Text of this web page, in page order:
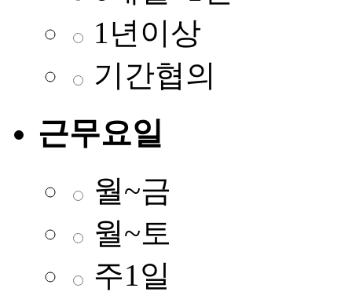
1년이상
기간협의
근무요일
월~금
월~토
주1일